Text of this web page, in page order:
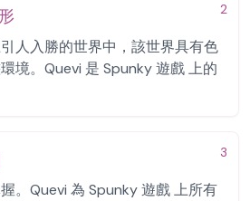
2
人入勝的世界中，該世界具有色
境。Quevi 是 Spunky 遊戲 上的
3
。Quevi 為 Spunky 遊戲 上所有